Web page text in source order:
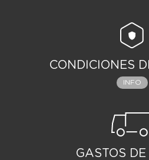
CONDICIONES
INFO
GASTOS